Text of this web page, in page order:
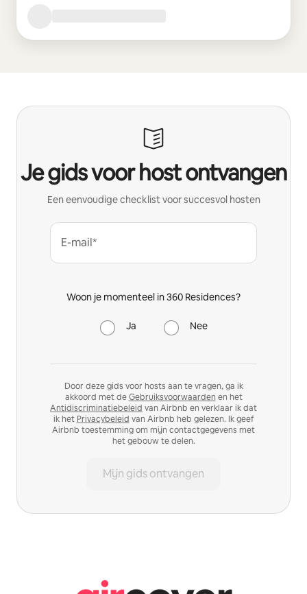
Je gids voor host ontvangen
Een eenvoudige checklist voor succesvol hosten
E-mail*
Woon je momenteel in 360 Residences?
Ja Nee
Door deze gids voor hosts aan te vragen, ga ik
akkoord met deGebruiksvoorwaarden en het
Antidiscriminatiebeleid van Airbnb en verklaar ik dat
ik het Privacybeleid van Airbnb heb gelezen. Ik geef
Airbnb toestemming om mijn contactgegevens met
het gebouw te delen.
Mijn gids ontvangen